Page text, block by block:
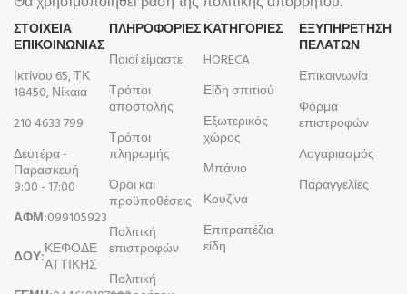
ΣΤΟΙΧΕΙΑ
ΕΠΙΚΟΙΝΩΝΙΑΣ
Ικτίνου 65, ΤΚ
18450, Νίκαια
210 4633 799
Δευτέρα -
Παρασκευή
9:00 - 17:00
ΑΦΜ:099105923
ΔΟΥ:ΚΕΦΟΔΕ
ΑΤΤΙΚΗΣ
ΠΛΗΡΟΦΟΡΊΕΣ
Ποιοί είμαστε
Τρόποι
αποστολής
Τρόποι
πληρωμής
Όροι και
προϋποθέσεις
Πολιτική
επιστροφών
Πολιτική
ΚΑΤΗΓΟΡΙΕΣ
HORECA
Είδη σπιτιού
Εξωτερικός
χώρος
Μπάνιο
Κουζίνα
Επιτραπέζια
είδη
ΕΞΥΠΗΡΕΤΗΣΗ
ΠΕΛΑΤΩΝ
Επικοινωνία
Φόρμα
επιστροφών
Λογαριασμός
Παραγγελίες